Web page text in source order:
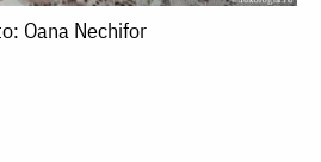
Oana Nechifor